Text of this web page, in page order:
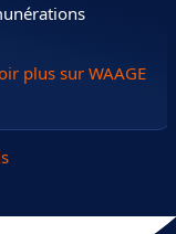
plus sur WAAGE